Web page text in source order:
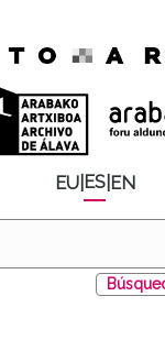
EU ES EN